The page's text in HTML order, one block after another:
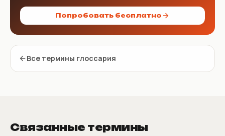
Попробовать бесплатно
Все термины глоссария
Связанные термины